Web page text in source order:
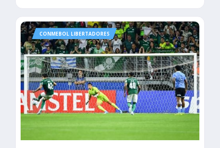
CONMEBOL LIBERTADORES